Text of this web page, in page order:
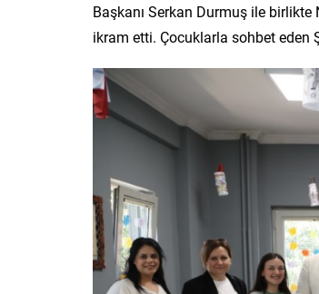
Başkanı Serkan Durmuş ile
ikram etti. Çocuklarla sohbet eden